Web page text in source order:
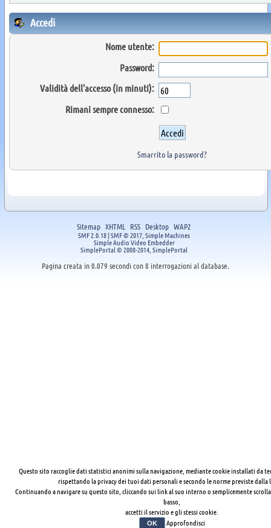
Accedi
Nome utente:
Password:
Validità dell'accesso (in minuti):
Rimani sempre connesso:
Smarrito la password?
Sitemap XHTML RSS Desktop WAP2
SMF 2.0.18|SMF © 2017 Simple Machines
Simple Audio Video Embedder
SimplePortal © 2008-2014, SimplePortal
Pagina creata in 0.079 secondi con 8 interrogazioni al database.
Questo sito raccoglie dati statistici anonimi sulla navigazione, mediante cookie installati da
rispettando la privacy dei tuoi dati personali e secondo le norme previste dalla
Continuando a navigare su questo sito, cliccando sui link al suo interno o semplicemente
basso,
accetti il servizio e gli stessi cookie.
OK Approfondisci